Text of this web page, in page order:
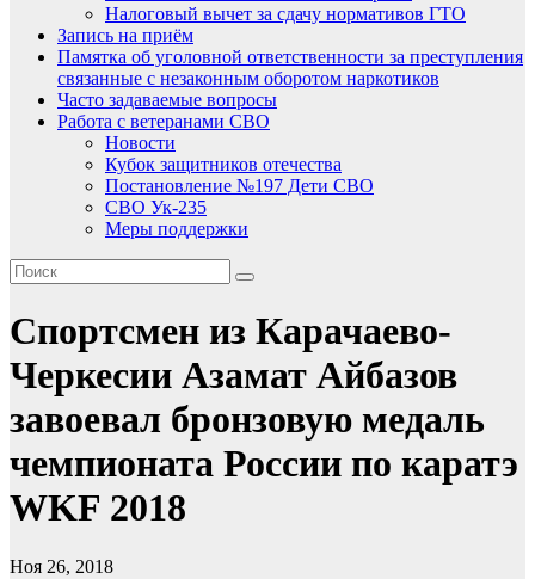
Налоговый вычет за сдачу нормативов ГТО
Запись на приём
Памятка об уголовной ответственности за преступления
связанные с незаконным оборотом наркотиков
Часто задаваемые вопросы
Работа с ветеранами СВО
Новости
Кубок защитников отечества
Постановление №197 Дети СВО
СВО Ук-235
Меры поддержки
Спортсмен из Карачаево-
Черкесии Азамат Айбазов
завоевал бронзовую медаль
чемпионата России по каратэ
WKF 2018
Ноя 26, 2018